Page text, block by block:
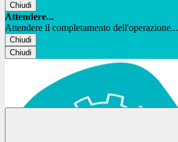
Chiudi
Attendere...
Attendere il completamento dell'operazione...
Chiudi
Chiudi